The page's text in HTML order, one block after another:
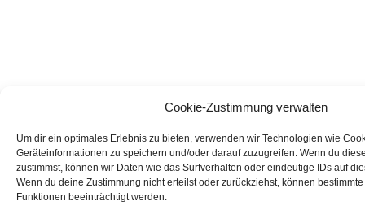
Cookie-Zustimmung verwalten
Um dir ein optimales Erlebnis zu bieten, verwenden wir Technologien wie
Geräteinformationen zu speichern und/oder darauf zuzugreifen. Wenn du
zustimmst, können wir Daten wie das Surfverhalten oder eindeutige IDs auf
Wenn du deine Zustimmung nicht erteilst oder zurückziehst, können
Funktionen beeinträchtigt werden.